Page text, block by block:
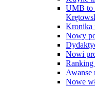
UMB to
Kronika
Nowy
Nowi
Awanse
Nowe